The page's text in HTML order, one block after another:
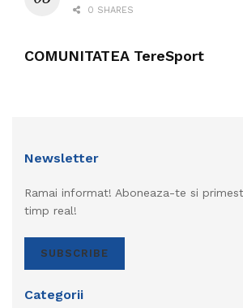
0 SHARES
COMUNITATEA TereSport
Newsletter
Ramai informat! Aboneaza-te si
timp real!
SUBSCRIBE
Categorii